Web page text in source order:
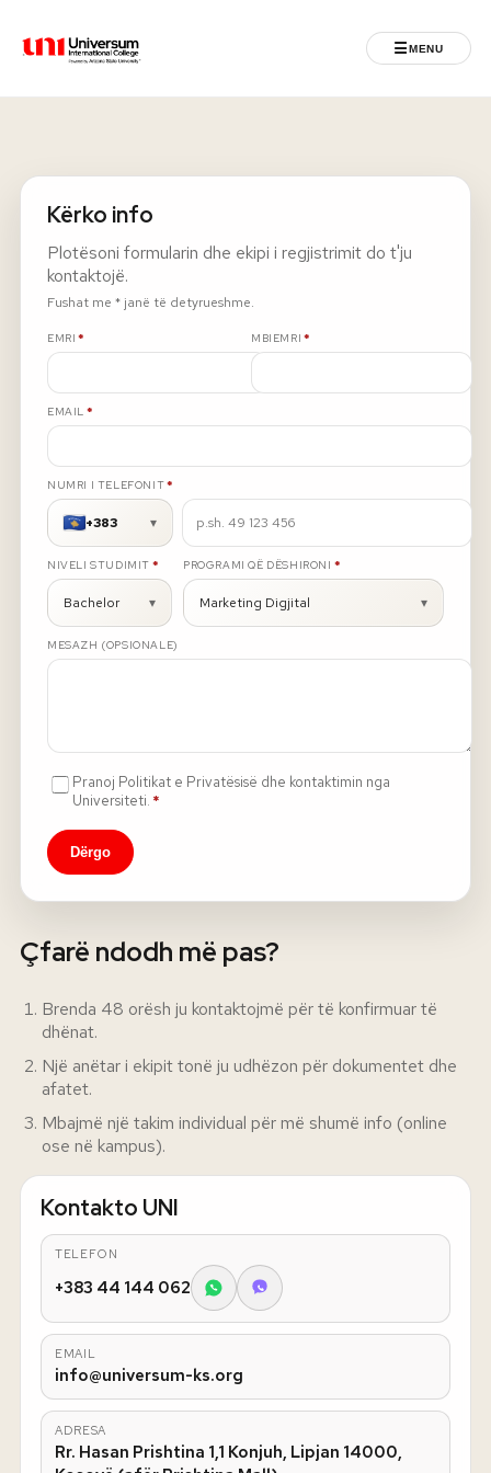
Universum University ☰MENU
Regjistrimet
Programet
Jeta Studentore
Ndërkombëtare
Fuqizuar nga ASU
Rreth nesh
Lajme
Kontakti
UMS Staff
LMS Canvas
Kërko info
Plotësoni formularin dhe ekipi i regjistrimit do t'ju
kontaktojë.
Fushat me * janë të detyrueshme.
EMRI *
E DETYRUESHME MBIEMRI *
E DETYRUESHME
EMAIL *
E DETYRUESHME
NUMRI I TELEFONIT*
E DETYRUESHME
+383 ▾
NIVELI STUDIMIT *
E DETYRUESHME
Bachelor ▾
PROGRAMI QË DËSHIRONI *
E DETYRUESHME
Marketing Digjital ▾
MESAZH (OPSIONALE)
Pranoj Politikat e Privatësisë dhe kontaktimin nga
Universiteti. *
Dërgo
Çfarë ndodh më pas?
Brenda 48 orësh ju kontaktojmë për të konfirmuar të
dhënat.
Një anëtar i ekipit tonë ju udhëzon për dokumentet dhe
afatet.
Mbajmë një takim individual për më shumë info (online
ose në kampus).
Kontakto UNI
TELEFON
+383 44 144 062
EMAIL
info@universum-ks.org
ADRESA
Rr. Hasan Prishtina 1,1 Konjuh, Lipjan 14000,